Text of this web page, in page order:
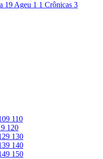
19 Ageu 1 1 Crônicas 3
110
120
130
140
150